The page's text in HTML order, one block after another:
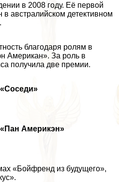
в 2008 году. Её первой
в австралийском детективном
благодаря ролям в
Американ». За роль в
получила две премии.
Америкэн»
«Бойфренд из будущего»,